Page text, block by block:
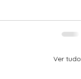
Ver tudo